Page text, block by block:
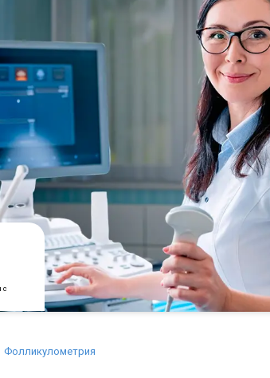
с
Фолликулометрия